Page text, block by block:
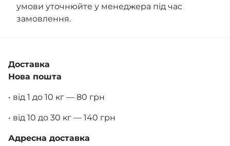
умови уточнюйте у менеджера під час
замовлення.
Доставка
Нова пошта
• від 1 до 10 кг — 80 грн
• від 10 до 30 кг — 140 грн
Адресна доставка